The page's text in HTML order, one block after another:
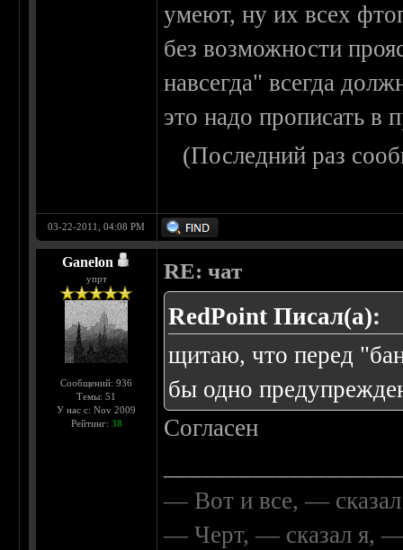
умеют, ну их всех
без возможности
навсегда" всегда
это надо прописать в
(Последний раз
03-22-2011, 04:08 PM
Ganelon
упрт
Сообщений: 936
Темы: 51
У нас с: Nov 2009
Рейтинг: 38
RE: чат
RedPoint Писал(а):
щитаю, что перед
бы одно
Согласен
— Вот и все, —
— Черт, — сказал я, —